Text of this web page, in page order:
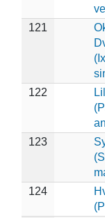
121
122
123
124